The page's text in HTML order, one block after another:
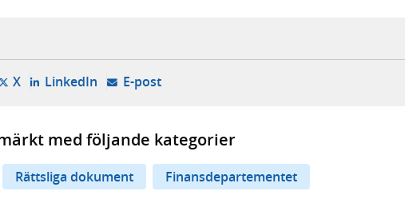
i ny flik, extern webbplats,
X- öppnas i ny flik, extern webbplats,
LinkedIn- öppnas i ny flik, extern webbplats,
E-post- öppnar din e-postklient,
med följande kategorier
Rättsliga dokument Finansdepartementet